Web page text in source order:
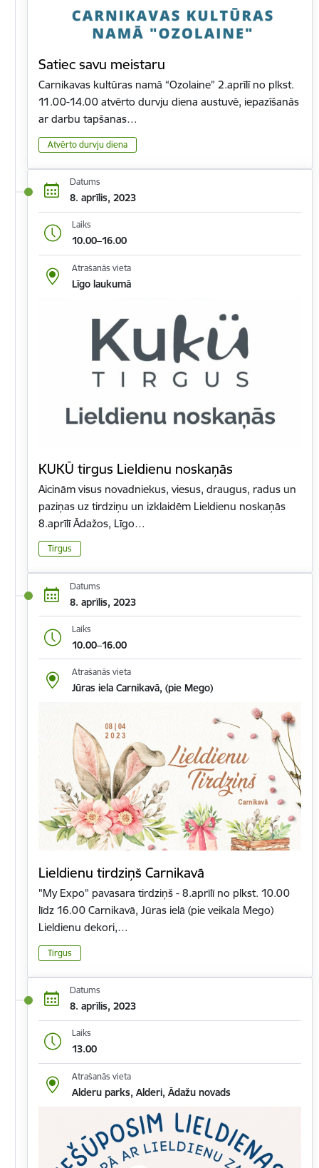
Satiec savu meistaru
Carnikavas kultūras namā “Ozolaine” 2.aprīlī no plkst.
11.00-14.00 atvērto durvju diena austuvē, iepazīšanās
ar darbu tapšanas…
Atvērto durvju diena
Datums
8. aprīlis, 2023
Laiks
10.00–16.00
Atrašanās vieta
Līgo laukumā
KUKŪ tirgus Lieldienu noskaņās
Aicinām visus novadniekus, viesus, draugus, radus un
paziņas uz tirdziņu un izklaidēm Lieldienu noskaņās
8.aprīlī Ādažos, Līgo…
Tirgus
Datums
8. aprīlis, 2023
Laiks
10.00–16.00
Atrašanās vieta
Jūras iela Carnikavā, (pie Mego)
Lieldienu tirdziņš Carnikavā
"My Expo" pavasara tirdziņš - 8.aprīlī no plkst. 10.00
līdz 16.00 Carnikavā, Jūras ielā (pie veikala Mego)
Lieldienu dekori,…
Tirgus
Datums
8. aprīlis, 2023
Laiks
13.00
Atrašanās vieta
Alderu parks, Alderi, Ādažu novads